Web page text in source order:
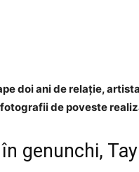
doi ani de relație,
de poveste
genunchi,